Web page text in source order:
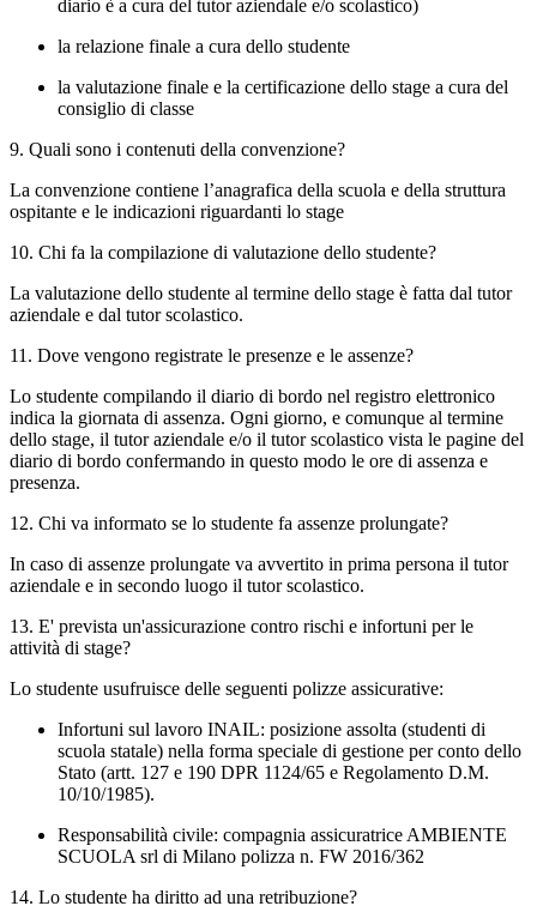
diario è a cura del tutor aziendale e/o scolastico)
la relazione finale a cura dello studente
la valutazione finale e la certificazione dello stage a cura del
consiglio di classe
9. Quali sono i contenuti della convenzione?
La convenzione contiene l’anagrafica della scuola e della struttura
ospitante e le indicazioni riguardanti lo stage
10. Chi fa la compilazione di valutazione dello studente?
La valutazione dello studente al termine dello stage è fatta dal tutor
aziendale e dal tutor scolastico.
11. Dove vengono registrate le presenze e le assenze?
Lo studente compilando il diario di bordo nel registro elettronico
indica la giornata di assenza. Ogni giorno, e comunque al termine
dello stage, il tutor aziendale e/o il tutor scolastico vista le pagine del
diario di bordo confermando in questo modo le ore di assenza e
presenza.
12. Chi va informato se lo studente fa assenze prolungate?
In caso di assenze prolungate va avvertito in prima persona il tutor
aziendale e in secondo luogo il tutor scolastico.
13. E' prevista un'assicurazione contro rischi e infortuni per le
attività di stage?
Lo studente usufruisce delle seguenti polizze assicurative:
Infortuni sul lavoro INAIL: posizione assolta (studenti di
scuola statale) nella forma speciale di gestione per conto dello
Stato (artt. 127 e 190 DPR 1124/65 e Regolamento D.M.
10/10/1985).
Responsabilità civile: compagnia assicuratrice AMBIENTE
SCUOLA srl di Milano polizza n. FW 2016/362
14. Lo studente ha diritto ad una retribuzione?